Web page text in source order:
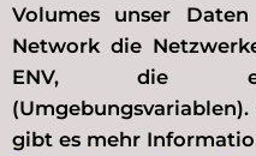
Volumes unser
Network die
ENV, die
gibt es mehr